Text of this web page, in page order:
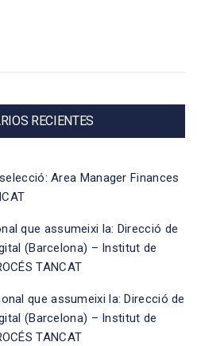
RECIENTES
Area Manager Finances
que assumeixi la: Direcció de
(Barcelona) – Institut de
TANCAT
que assumeixi la: Direcció de
(Barcelona) – Institut de
TANCAT